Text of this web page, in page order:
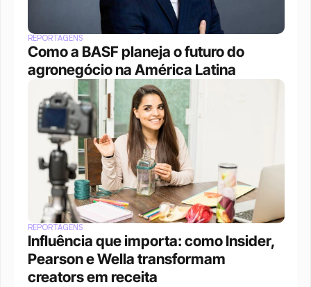
REPORTAGENS
Como a BASF planeja o futuro do
agronegócio na América Latina
REPORTAGENS
Influência que importa: como Insider,
Pearson e Wella transformam
creators em receita